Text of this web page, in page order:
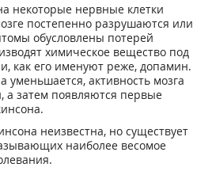
некоторые нервные клетки
постепенно разрушаются или
обусловлены потерей
химическое вещество под
как его именуют реже, допамин.
уменьшается, активность мозга
а затем появляются первые
неизвестна, но существует
наиболее весомое